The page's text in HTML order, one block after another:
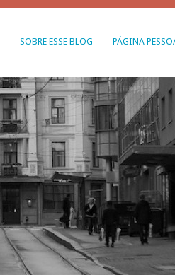
SOBRE ESSE BLOG PÁGINA